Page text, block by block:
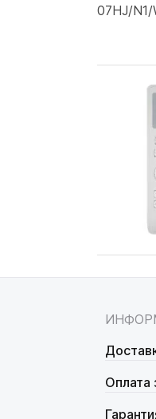
07HJ/N1/
Оплата